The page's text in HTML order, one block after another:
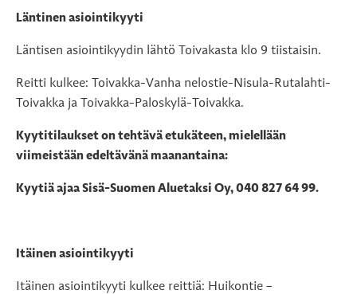
Läntinen asiointikyyti
Läntisen asiointikyydin lähtö Toivakasta klo 9 tiistaisin.
Reitti kulkee: Toivakka-Vanha nelostie-Nisula-Rutalahti-
Toivakka ja Toivakka-Paloskylä-Toivakka.
Kyytitilaukset on tehtävä etukäteen, mielellään
viimeistään edeltävänä maanantaina:
Kyytiä ajaa Sisä-Suomen Aluetaksi Oy, 040 827 64 99.
Itäinen asiointikyyti
Itäinen asiointikyyti kulkee reittiä: Huikontie –